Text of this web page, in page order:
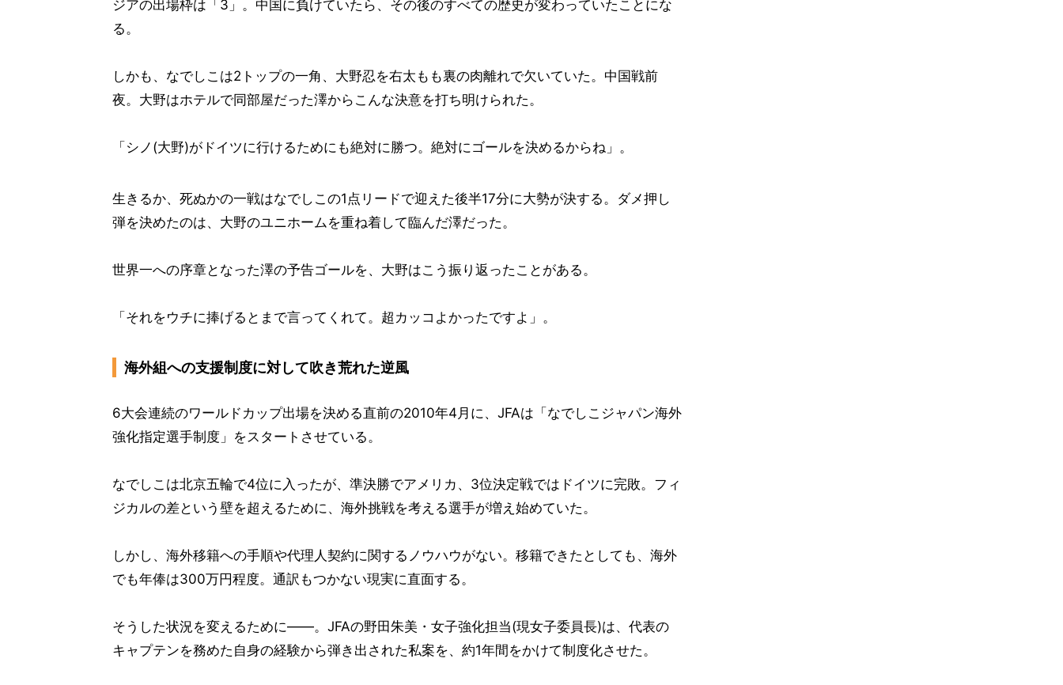
ジアの出場枠は「3」。中国に負けていたら、その後のすべての歴史が変わっていたことにな
る。
しかも、なでしこは2トップの一角、大野忍を右太もも裏の肉離れで欠いていた。中国戦前
夜。大野はホテルで同部屋だった澤からこんな決意を打ち明けられた。
「シノ(大野)がドイツに行けるためにも絶対に勝つ。絶対にゴールを決めるからね」。
生きるか、死ぬかの一戦はなでしこの1点リードで迎えた後半17分に大勢が決する。ダメ押し
弾を決めたのは、大野のユニホームを重ね着して臨んだ澤だった。
世界一への序章となった澤の予告ゴールを、大野はこう振り返ったことがある。
「それをウチに捧げるとまで言ってくれて。超カッコよかったですよ」。
海外組への支援制度に対して吹き荒れた逆風
6大会連続のワールドカップ出場を決める直前の2010年4月に、JFAは「なでしこジャパン海外
強化指定選手制度」をスタートさせている。
なでしこは北京五輪で4位に入ったが、準決勝でアメリカ、3位決定戦ではドイツに完敗。フィ
ジカルの差という壁を超えるために、海外挑戦を考える選手が増え始めていた。
しかし、海外移籍への手順や代理人契約に関するノウハウがない。移籍できたとしても、海外
でも年俸は300万円程度。通訳もつかない現実に直面する。
そうした状況を変えるために――。JFAの野田朱美・女子強化担当(現女子委員長)は、代表の
キャプテンを務めた自身の経験から弾き出された私案を、約1年間をかけて制度化させた。